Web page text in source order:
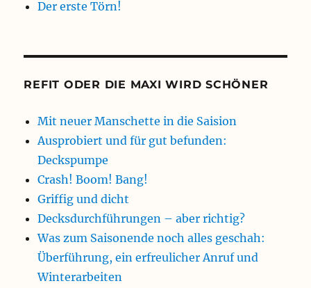
Der erste Törn!
REFIT ODER DIE MAXI WIRD SCHÖNER
Mit neuer Manschette in die Saision
Ausprobiert und für gut befunden:
Deckspumpe
Crash! Boom! Bang!
Griffig und dicht
Decksdurchführungen – aber richtig?
Was zum Saisonende noch alles geschah:
Überführung, ein erfreulicher Anruf und
Winterarbeiten